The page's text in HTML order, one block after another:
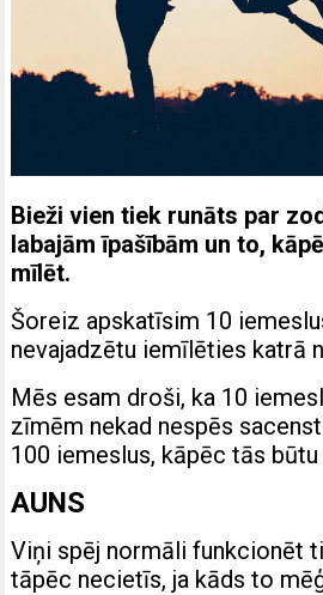
Bieži vien tiek runāts par
labajām īpašībām un to,
mīlēt.
Šoreiz apskatīsim 10
nevajadzētu iemīlēties katrā
Mēs esam droši, ka 10
zīmēm nekad nespēs
100 iemeslus, kāpēc tās
AUNS
Viņi spēj normāli funkcionēt
tāpēc necietīs, ja kāds to